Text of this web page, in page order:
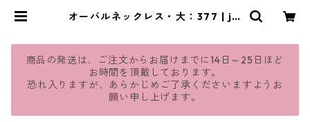
オーバルネックレス・大：377 | jm
商品の発送は、ご注文からお届けまでに14日～25日ほど
お時間を頂戴しております。
恐れ入りますが、あらかじめご了承くださいますようお
願い申し上げます。